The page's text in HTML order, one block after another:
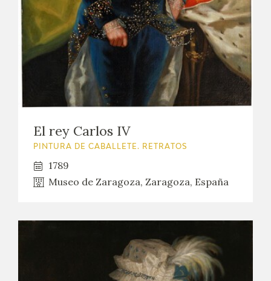
El rey Carlos IV
PINTURA DE CABALLETE. RETRATOS
1789
Museo de Zaragoza, Zaragoza, España